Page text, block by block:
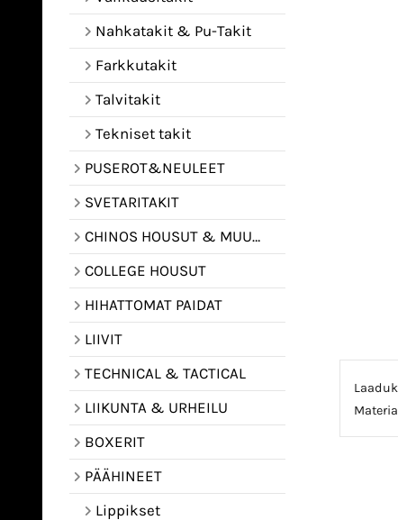
Nahkatakit & Pu-Takit
Farkkutakit
Talvitakit
Tekniset takit
PUSEROT&NEULEET
SVETARITAKIT
CHINOS HOUSUT & MUUT HOUSUT
COLLEGE HOUSUT
HIHATTOMAT PAIDAT
LIIVIT
TECHNICAL & TACTICAL
LIIKUNTA & URHEILU
BOXERIT
PÄÄHINEET
Lippikset